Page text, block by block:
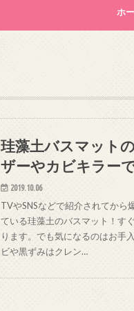
ホ
珪藻土バスマット
ザーやカビキラー
2019.10.06
TVやSNSなどで紹介されてから
ている珪藻土のバスマット！す
ります。でも気になるのはお手
ビや黒ずみはクレン…